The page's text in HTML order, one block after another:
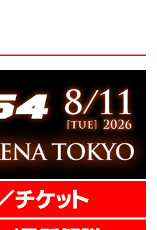
■会場：フジテレビ本社屋
陸マイナビステージ ■記者
原実行委員長、髙田本部
手、村田夏南子選手、
■発表内容：選手それぞ
を発表し...